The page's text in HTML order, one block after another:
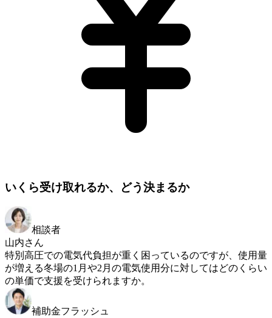
いくら受け取れるか、どう決まるか
相談者
山内さん
特別高圧での電気代負担が重く困っているのですが、使用量
が増える冬場の1月や2月の電気使用分に対してはどのくらい
の単価で支援を受けられますか。
補助金フラッシュ